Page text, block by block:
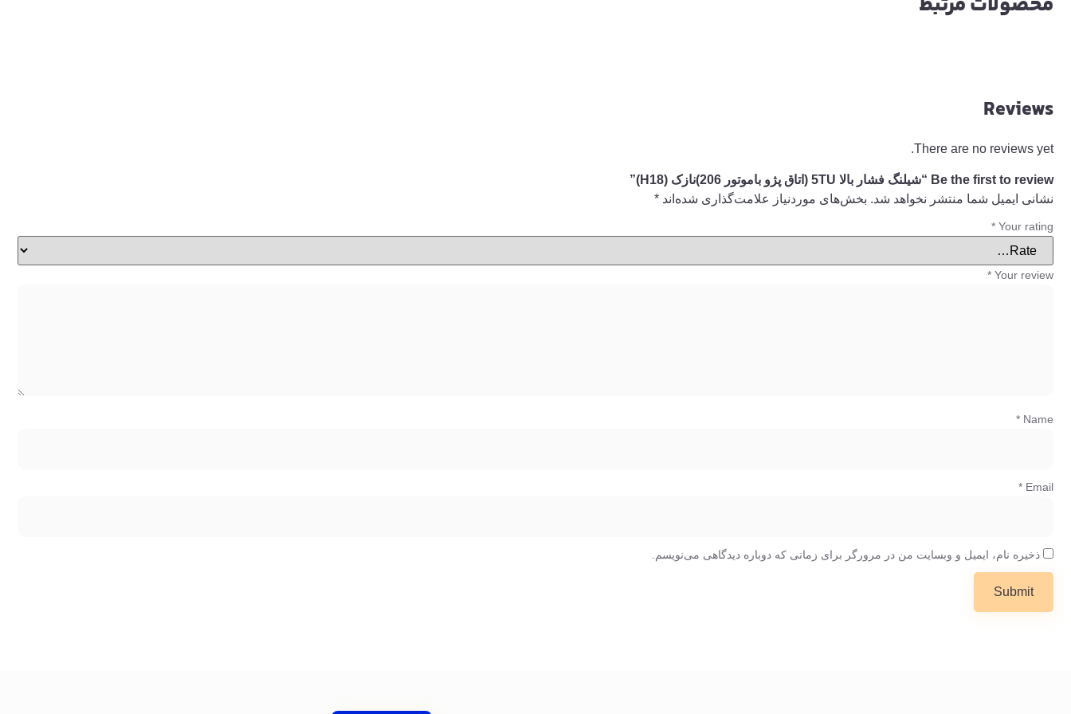
Reviews
There are no reviews yet.
Be the first to review “شیلنگ فشار بالا 5TU (اتاق پژو باموتور 206)نازک (H18)”
نشانی ایمیل شما منتشر نخواهد شد. بخش‌های موردنیاز علامت‌گذاری شده‌اند *
Your rating
*
Your review
*
Name
*
Email
*
ذخیره نام، ایمیل و وبسایت من در مرورگر برای زمانی که دوباره دیدگاهی می‌نویسم.